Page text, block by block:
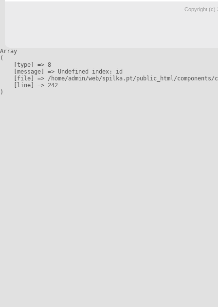
Copyright (c)
Array
(
    [type] => 8
    [message] => Undefined index: id
[file] => /home/admin/web/spilka.pt/public_html/
    [line] => 242